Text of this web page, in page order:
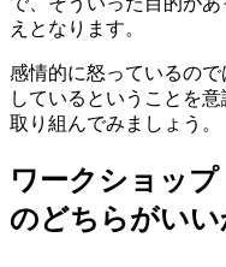
えとなります。
感情的に怒っているの
しているということを
取り組んでみましょう。
ワークショッ
のどちらがいい